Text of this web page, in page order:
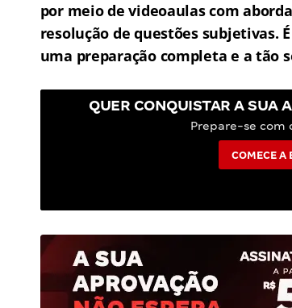
por meio de videoaulas com
resolução de questões subjetivas.
uma preparação completa e a tão
QUER CONQUISTAR A SUA
Prepare-se com
COMECE A